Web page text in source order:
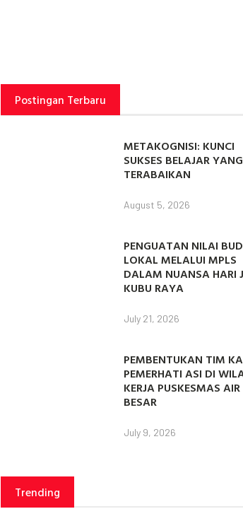
Postingan Terbaru
METAKOGNISI: KUNCI
SUKSES BELAJAR YANG
TERABAIKAN
August 5, 2026
PENGUATAN NILAI
LOKAL MELALUI MPLS
DALAM NUANSA HARI
KUBU RAYA
July 21, 2026
PEMBENTUKAN TIM
PEMERHATI ASI DI
KERJA PUSKESMAS AIR
BESAR
July 9, 2026
Trending